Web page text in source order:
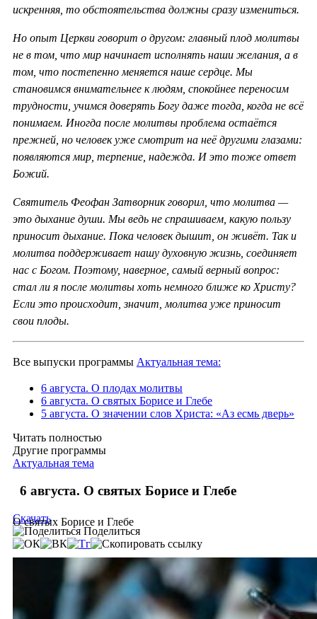
искренняя, то обстоятельства должны сразу измениться.
Но опыт Церкви говорит о другом: главный плод молитвы
не в том, что мир начинает исполнять наши желания, а в
том, что постепенно меняется наше сердце. Мы
становимся внимательнее к людям, спокойнее переносим
трудности, учимся доверять Богу даже тогда, когда не всё
понимаем. Иногда после молитвы проблема остаётся
прежней, но человек уже смотрит на неё другими глазами:
появляются мир, терпение, надежда. И это тоже ответ
Божий.
Святитель Феофан Затворник говорил, что молитва —
это дыхание души. Мы ведь не спрашиваем, какую пользу
приносит дыхание. Пока человек дышит, он живёт. Так и
молитва поддерживает нашу духовную жизнь, соединяет
нас с Богом. Поэтому, наверное, самый верный вопрос:
стал ли я после молитвы хоть немного ближе ко Христу?
Если это происходит, значит, молитва уже приносит
свои плоды.
Все выпуски программы Актуальная тема:
6 августа. О плодах молитвы
6 августа. О святых Борисе и Глебе
5 августа. О значении слов Христа: «Аз есмь дверь»
Читать полностью
Другие программы
Актуальная тема
6 августа. О святых Борисе и Глебе
О святых Борисе и Глебе
Скачать
Поделиться